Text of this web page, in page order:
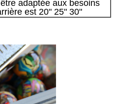
adaptée aux besoins
est 20" 25" 30"